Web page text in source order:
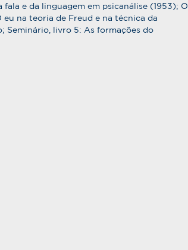
e da linguagem em psicanálise (1953); O
na teoria de Freud e na técnica da
Seminário, livro 5: As formações do